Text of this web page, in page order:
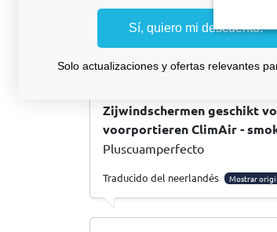
Zijwindschermen geschikt
voorportieren ClimAir -
Pluscuamperfecto
Traducido del neerlandés Mostrar
Sí, quiero mi descuento.
Solo actualizaciones y ofertas relevantes